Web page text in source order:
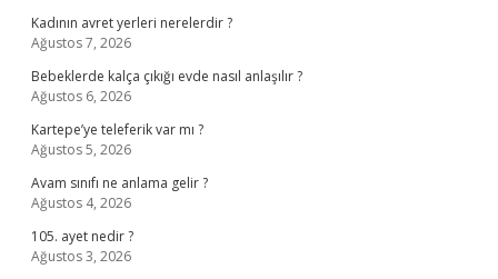
Kadının avret yerleri nerelerdir ?
Ağustos 7, 2026
Bebeklerde kalça çıkığı evde nasıl anlaşılır ?
Ağustos 6, 2026
Kartepe’ye teleferik var mı ?
Ağustos 5, 2026
Avam sınıfı ne anlama gelir ?
Ağustos 4, 2026
105. ayet nedir ?
Ağustos 3, 2026